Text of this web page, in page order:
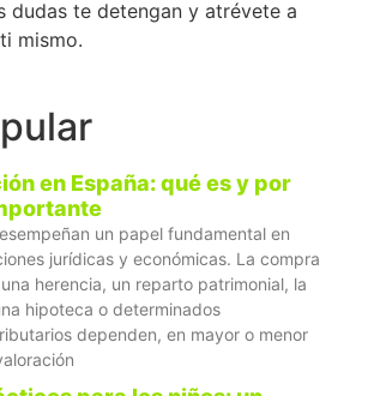
dudas te detengan y atrévete a
mismo.
en España: qué es y por
un papel fundamental en
jurídicas y económicas. La compra
herencia, un reparto patrimonial, la
hipoteca o determinados
dependen, en mayor o menor